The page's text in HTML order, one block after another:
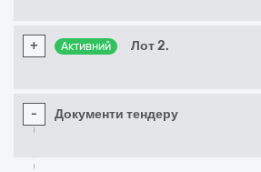
+ Активний Лот 2.
- Документи тендеру